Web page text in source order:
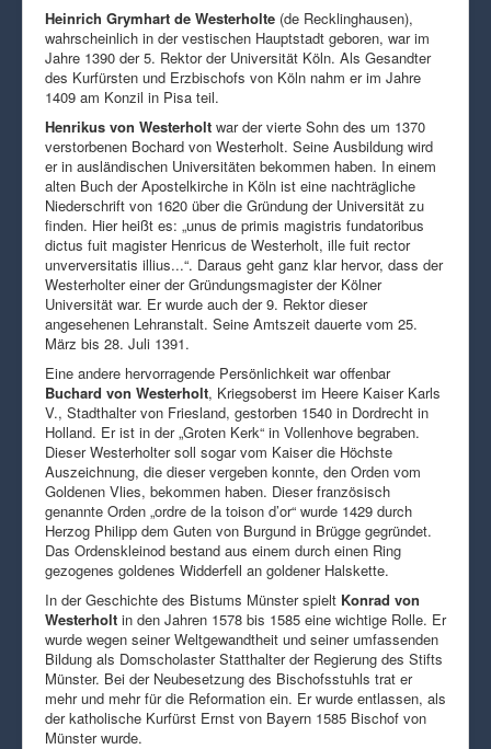
Heinrich Grymhart de Westerholte (de Recklinghausen),
wahrscheinlich in der vestischen Hauptstadt geboren, war im
Jahre 1390 der 5. Rektor der Universität Köln. Als Gesandter
des Kurfürsten und Erzbischofs von Köln nahm er im Jahre
1409 am Konzil in Pisa teil.
Henrikus von Westerholt war der vierte Sohn des um 1370
verstorbenen Bochard von Westerholt. Seine Ausbildung wird
er in ausländischen Universitäten bekommen haben. In einem
alten Buch der Apostelkirche in Köln ist eine nachträgliche
Niederschrift von 1620 über die Gründung der Universität zu
finden. Hier heißt es: „unus de primis magistris fundatoribus
dictus fuit magister Henricus de Westerholt, ille fuit rector
unverversitatis illius...“. Daraus geht ganz klar hervor, dass der
Westerholter einer der Gründungsmagister der Kölner
Universität war. Er wurde auch der 9. Rektor dieser
angesehenen Lehranstalt. Seine Amtszeit dauerte vom 25.
März bis 28. Juli 1391.
Eine andere hervorragende Persönlichkeit war offenbar
Buchard von Westerholt, Kriegsoberst im Heere Kaiser Karls
V., Stadthalter von Friesland, gestorben 1540 in Dordrecht in
Holland. Er ist in der „Groten Kerk“ in Vollenhove begraben.
Dieser Westerholter soll sogar vom Kaiser die Höchste
Auszeichnung, die dieser vergeben konnte, den Orden vom
Goldenen Vlies, bekommen haben. Dieser französisch
genannte Orden „ordre de la toison d’or“ wurde 1429 durch
Herzog Philipp dem Guten von Burgund in Brügge gegründet.
Das Ordenskleinod bestand aus einem durch einen Ring
gezogenes goldenes Widderfell an goldener Halskette.
In der Geschichte des Bistums Münster spielt Konrad von
Westerholt in den Jahren 1578 bis 1585 eine wichtige Rolle. Er
wurde wegen seiner Weltgewandtheit und seiner umfassenden
Bildung als Domscholaster Statthalter der Regierung des Stifts
Münster. Bei der Neubesetzung des Bischofsstuhls trat er
mehr und mehr für die Reformation ein. Er wurde entlassen, als
der katholische Kurfürst Ernst von Bayern 1585 Bischof von
Münster wurde.